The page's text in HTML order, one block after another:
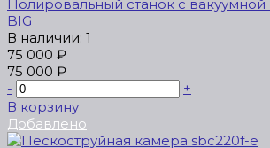
Полировальный станок с
BIG
В наличии: 1
75 000 ₽
75 000 ₽
-
+
В корзину
Добавлено